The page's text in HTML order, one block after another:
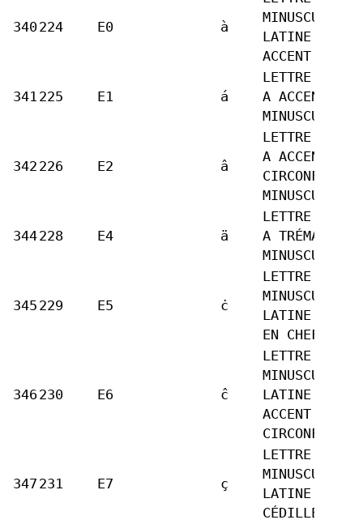
340224 E0 à
MINUSCULE
LATINE A
ACCENT GRAVE
341 225 E1 á
LETTRE
A ACCENT
MINUSCULE
342 226 E2 â
LETTRE
A ACCENT
CIRCONFLEXE
MINUSCULE
344228 E4 ä
LETTRE
A TRÉMA
MINUSCULE
345 229 E5 ċ
LETTRE
MINUSCULE
LATINE C
EN CHEF
346 230 E6 ĉ
LETTRE
MINUSCULE
LATINE C
ACCENT
CIRCONFLEXE
347 231 E7 ç
LETTRE
MINUSCULE
LATINE C
CÉDILLE